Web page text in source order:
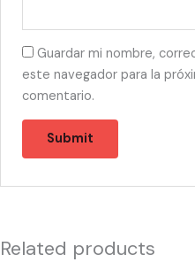
Guardar mi nombre,
este navegador para la
comentario.
Related products